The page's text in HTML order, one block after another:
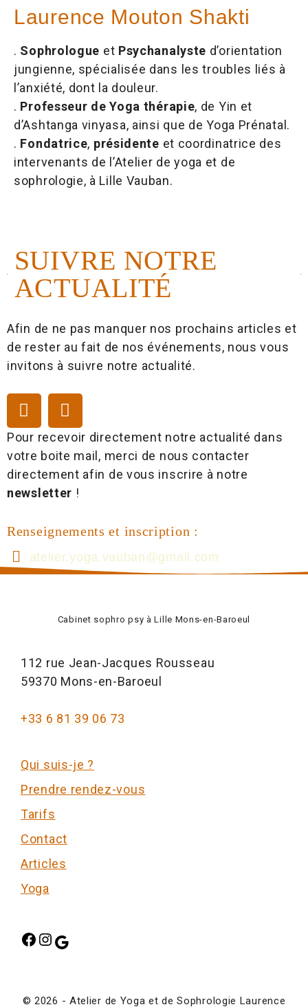
Laurence Mouton Shakti
. Sophrologue et Psychanalyste d’orientation
jungienne, spécialisée dans les troubles liés à
l’anxiété, dont la douleur.
. Professeur de Yoga thérapie, de Yin et
d’Ashtanga vinyasa, ainsi que de Yoga Prénatal.
. Fondatrice, présidente et coordinatrice des
intervenants de l’Atelier de yoga et de
sophrologie, à Lille Vauban.
SUIVRE NOTRE
ACTUALITÉ
Afin de ne pas manquer nos prochains articles et
de rester au fait de nos événements, nous vous
invitons à suivre notre actualité.
Pour recevoir directement notre actualité dans
votre boite mail, merci de nous contacter
directement afin de vous inscrire à notre
newsletter !
Renseignements et inscription :
atelier.yoga.vauban@gmail.com
Cabinet sophro psy à Lille Mons-en-Baroeul
112 rue Jean-Jacques Rousseau
59370 Mons-en-Baroeul
+33 6 81 39 06 73
Qui suis-je ?
Prendre rendez-vous
Tarifs
Contact
Articles
Yoga
© 2026 - Atelier de Yoga et de Sophrologie Laurence